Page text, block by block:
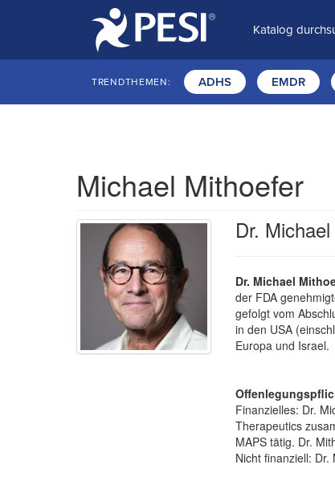
Katalog
TRENDTHEMEN: ADHS EMDR
Michael Mithoefer
Dr.
Dr. Michael
der FDA
gefolgt vom
in den USA
Europa und Israel.
Finanzielles: Dr.
Therapeutics
MAPS tätig. Dr.
Nicht finanziell: